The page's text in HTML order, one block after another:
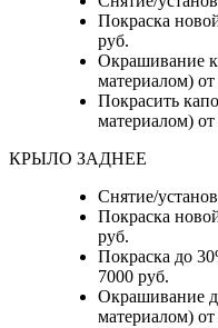
Покраска
руб.
Окрашивание
материалом)
Покрасить
материалом)
КРЫЛО ЗАДНЕЕ
Снятие/
Покраска
руб.
Покраска до
7000 руб.
Окрашивание
материалом)